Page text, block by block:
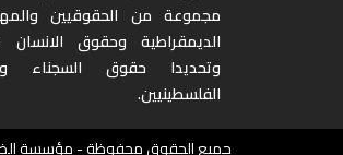
مجموعة من الحقوقيين
الديمقراطية وحقوق
وتحديدا حقوق السجناء و
الفلسطينيين.
جميع الحقوق محفوظة - مؤسسة